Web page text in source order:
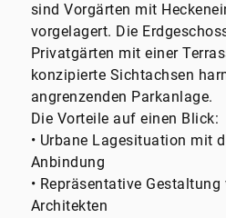
sind Vorgärten mit
vorgelagert. Die
Privatgärten mit einer
konzipierte Sichtachsen
angrenzenden Parkanlage.
Die Vorteile auf einen Blick:
• Urbane Lagesituation mit
Anbindung
• Repräsentative
Architekten